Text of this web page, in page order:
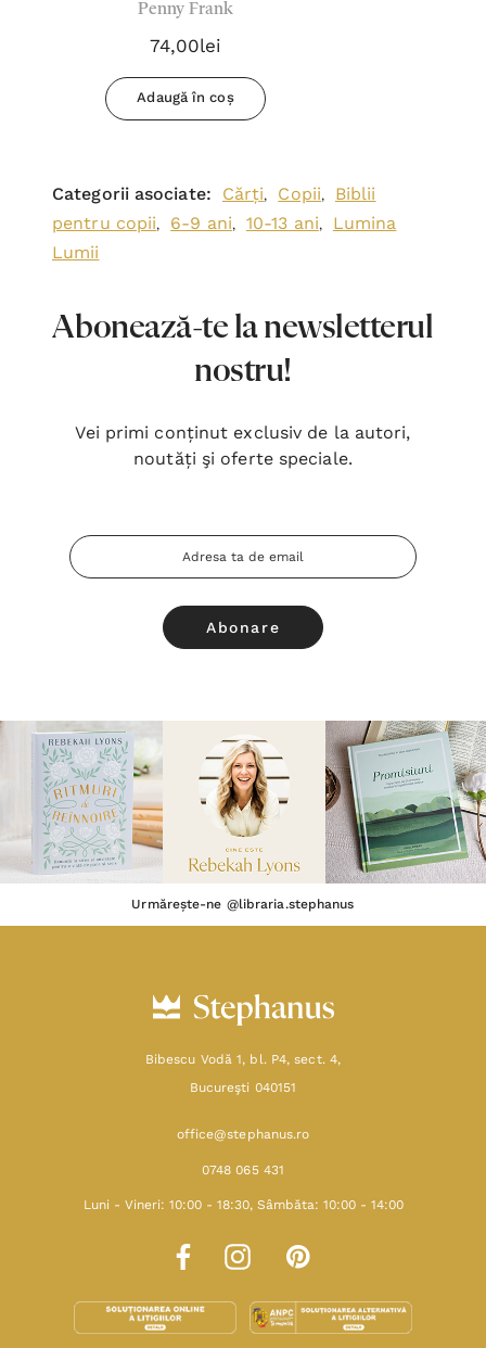
Penny Frank
74,00lei
Adaugă în coș
Categorii asociate: Cărți, Copii,
Biblii
pentru copii, 6-9 ani, 10-13 ani,
Lumina
Lumii
Abonează-te la newsletterul
nostru!
Vei primi conținut exclusiv de la autori,
noutăți şi oferte speciale.
Adresa
Email
Urmărește-ne @libraria.stephanus
Bibescu Vodă 1, bl. P4, sect. 4,
Bucureşti 040151
office@stephanus.ro
0748 065 431
Luni - Vineri: 10:00 - 18:30, Sâmbăta: 10:00 - 14:00